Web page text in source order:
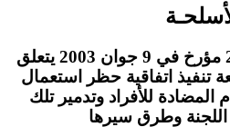
أمر عدد 1266 لسنة 2003 مؤرخ في 9 جوان 2003 يتعلق
تنفيذ اتفاقية حظر استعمال
المضادة للأفراد وتدمير تلك
اللجنة وطرق سيرها